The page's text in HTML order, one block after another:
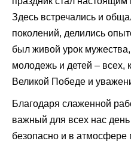
Здесь встречались и
поколений, делились
был живой урок
молодежь и детей – всех,
Великой Победе и
Благодаря слаженной
важный для всех нас
безопасно и в атмосфере